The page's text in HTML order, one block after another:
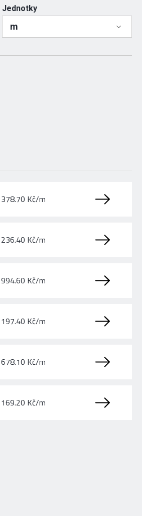
Jednotky
m
378.70 Kč/m
236.40 Kč/m
994.60 Kč/m
197.40 Kč/m
678.10 Kč/m
169.20 Kč/m